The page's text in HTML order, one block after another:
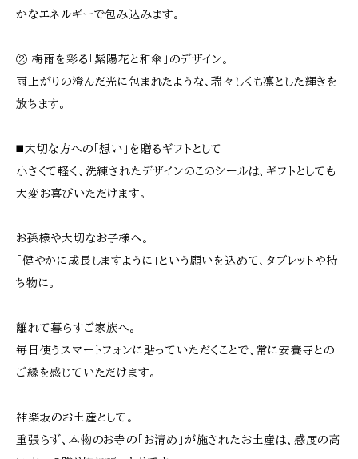
かなエネルギーで包み込みます。
② 梅雨を彩る「紫陽花と和傘」のデザイン。
雨上がりの澄んだ光に包まれたような、瑞々しくも凛とした輝きを
放ちます。
◼️大切な方への「想い」を贈るギフトとして
小さくて軽く、洗練されたデザインのこのシールは、ギフトとしても
大変お喜びいただけます。
お孫様や大切なお子様へ。
「健やかに成長しますように」という願いを込めて、タブレットや持
ち物に。
離れて暮らすご家族へ。
毎日使うスマートフォンに貼っていただくことで、常に安養寺との
ご縁を感じていただけます。
神楽坂のお土産として。
重張らず、本物のお寺の「お清め」が施されたお土産は、感度の高